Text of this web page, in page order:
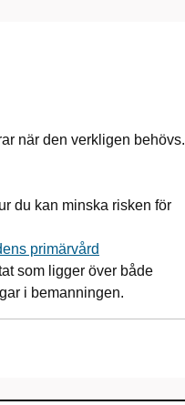
när den verkligen behövs.
du kan minska risken för
primärvård
som ligger över både
i bemanningen.